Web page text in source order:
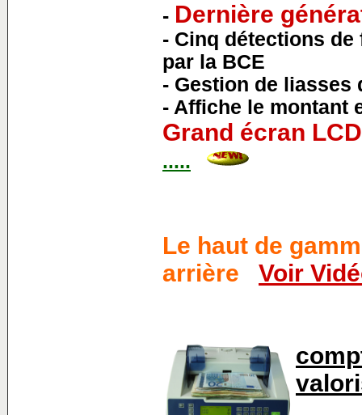
- Dernière
- Cinq détections de
par la BCE
- Gestion de liasses
- Affiche le montant
Grand écran
.....
Le haut de
arrière
Voir